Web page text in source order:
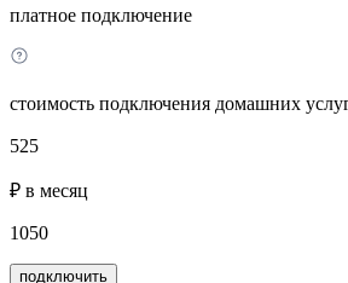
платное подключение
стоимость подключения домашних
525
₽ в месяц
1050
подключить